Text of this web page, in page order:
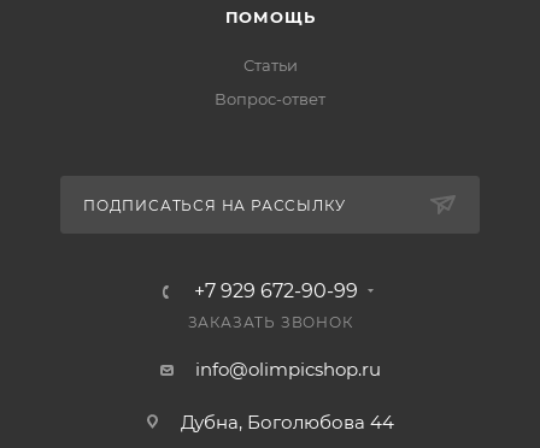
ПОМОЩЬ
Статьи
Вопрос-ответ
ПОДПИСАТЬСЯ НА РАССЫЛКУ
+7 929 672-90-99
ЗАКАЗАТЬ ЗВОНОК
info@olimpicshop.ru
Дубна, Боголюбова 44